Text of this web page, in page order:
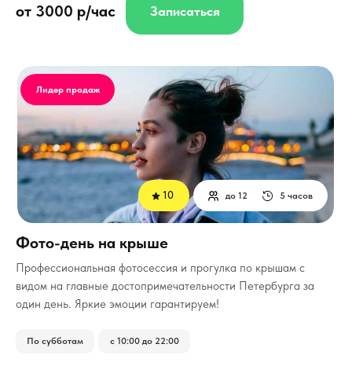
Профессиональная фотосессия и прогулка по крышам с
видом на главные достопримечательности Петербурга за
один день. Яркие эмоции гарантируем!
5 часов
до 12
По субботам с 10:00 до 22:00
Лидер продаж
Фото-день на крыше
10
от 3000 р/час Записаться